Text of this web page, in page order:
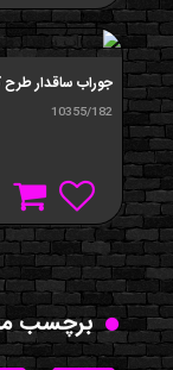
جوراب ساقدار طرح
10355/182
برچسب